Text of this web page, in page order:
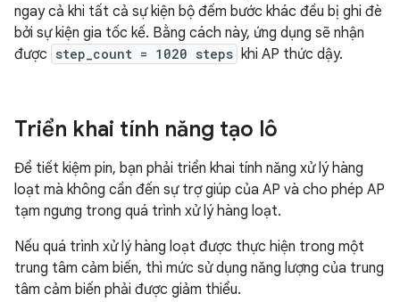
ngay cả khi tất cả sự kiện bộ đếm bước khác đều bị ghi đè
bởi sự kiện gia tốc kế. Bằng cách này, ứng dụng sẽ nhận
được step_count = 1020 steps khi AP thức dậy.
Triển khai tính năng tạo lô
Để tiết kiệm pin, bạn phải triển khai tính năng xử lý hàng
loạt mà không cần đến sự trợ giúp của AP và cho phép AP
tạm ngưng trong quá trình xử lý hàng loạt.
Nếu quá trình xử lý hàng loạt được thực hiện trong một
trung tâm cảm biến, thì mức sử dụng năng lượng của trung
tâm cảm biến phải được giảm thiểu.